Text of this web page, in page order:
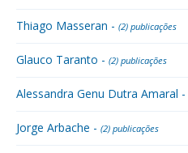
Thiago Masseran - (2) publicações
Glauco Taranto - (2) publicações
Alessandra Genu Dutra Amaral -
Jorge Arbache - (2) publicações